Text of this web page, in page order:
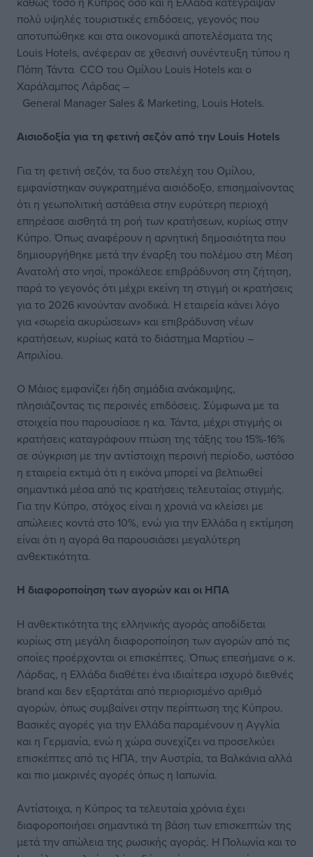
πολύ υψηλές τουριστικές επιδόσεις, γεγονός που
αποτυπώθηκε και στα οικονομικά αποτελέσματα της
Louis Hotels, ανέφεραν σε χθεσινή συνέντευξη τύπου η
Πόπη Τάντα CCO του Ομίλου Louis Hotels και ο
Χαράλαμπος Λάρδας –
General Manager Sales & Marketing, Louis Hotels.
Αισιοδοξία για τη φετινή σεζόν από την Louis Hotels
Για τη φετινή σεζόν, τα δυο στελέχη του Ομίλου,
εμφανίστηκαν συγκρατημένα αισιόδοξο, επισημαίνοντας
ότι η γεωπολιτική αστάθεια στην ευρύτερη περιοχή
επηρέασε αισθητά τη ροή των κρατήσεων, κυρίως στην
Κύπρο. Όπως αναφέρουν η αρνητική δημοσιότητα που
δημιουργήθηκε μετά την έναρξη του πολέμου στη Μέση
Ανατολή στο νησί, προκάλεσε επιβράδυνση στη ζήτηση,
παρά το γεγονός ότι μέχρι εκείνη τη στιγμή οι κρατήσεις
για το 2026 κινούνταν ανοδικά. Η εταιρεία κάνει λόγο
για «σωρεία ακυρώσεων» και επιβράδυνση νέων
κρατήσεων, κυρίως κατά το διάστημα Μαρτίου –
Απριλίου.
Ο Μάιος εμφανίζει ήδη σημάδια ανάκαμψης,
πλησιάζοντας τις περσινές επιδόσεις. Σύμφωνα με τα
στοιχεία που παρουσίασε η κα. Τάντα, μέχρι στιγμής οι
κρατήσεις καταγράφουν πτώση της τάξης του 15%-16%
σε σύγκριση με την αντίστοιχη περσινή περίοδο, ωστόσο
η εταιρεία εκτιμά ότι η εικόνα μπορεί να βελτιωθεί
σημαντικά μέσα από τις κρατήσεις τελευταίας στιγμής.
Για την Κύπρο, στόχος είναι η χρονιά να κλείσει με
απώλειες κοντά στο 10%, ενώ για την Ελλάδα η εκτίμηση
είναι ότι η αγορά θα παρουσιάσει μεγαλύτερη
ανθεκτικότητα.
Η διαφοροποίηση των αγορών και οι ΗΠΑ
Η ανθεκτικότητα της ελληνικής αγοράς αποδίδεται
κυρίως στη μεγάλη διαφοροποίηση των αγορών από τις
οποίες προέρχονται οι επισκέπτες. Όπως επεσήμανε o κ.
Λάρδας, η Ελλάδα διαθέτει ένα ιδιαίτερα ισχυρό διεθνές
brand και δεν εξαρτάται από περιορισμένο αριθμό
αγορών, όπως συμβαίνει στην περίπτωση της Κύπρου.
Βασικές αγορές για την Ελλάδα παραμένουν η Αγγλία
και η Γερμανία, ενώ η χώρα συνεχίζει να προσελκύει
επισκέπτες από τις ΗΠΑ, την Αυστρία, τα Βαλκάνια αλλά
και πιο μακρινές αγορές όπως η Ιαπωνία.
Αντίστοιχα, η Κύπρος τα τελευταία χρόνια έχει
διαφοροποιήσει σημαντικά τη βάση των επισκεπτών της
μετά την απώλεια της ρωσικής αγοράς. Η Πολωνία και το